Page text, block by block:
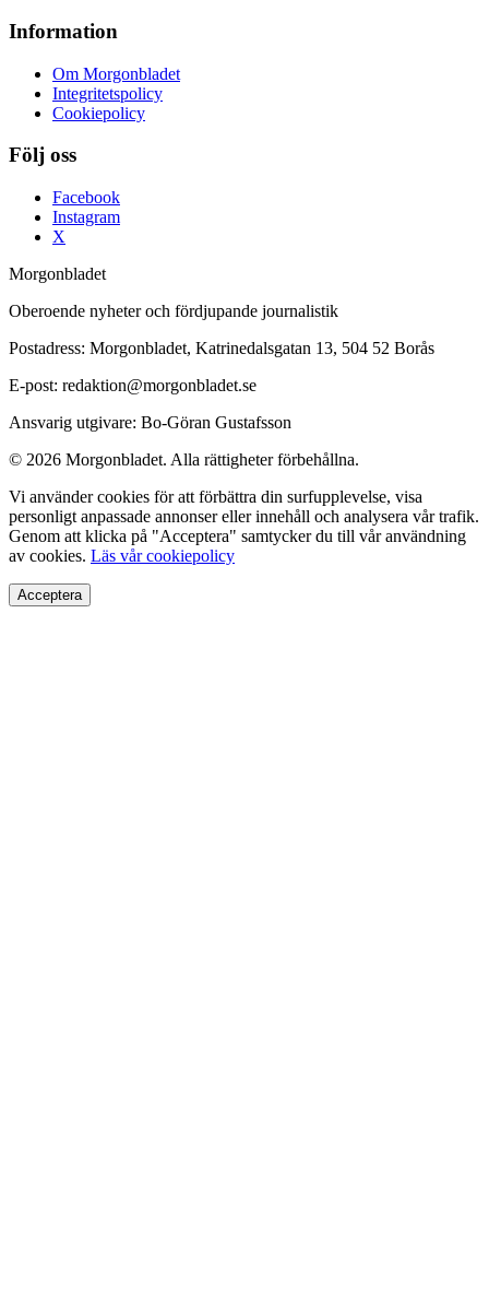
Information
Om Morgonbladet
Integritetspolicy
Cookiepolicy
Följ oss
Facebook
Instagram
X
Morgonbladet
Oberoende nyheter och fördjupande journalistik
Postadress: Morgonbladet, Katrinedalsgatan 13, 504 52 Borås
E-post: redaktion@morgonbladet.se
Ansvarig utgivare: Bo-Göran Gustafsson
© 2026 Morgonbladet. Alla rättigheter förbehållna.
Vi använder cookies för att förbättra din surfupplevelse, visa
personligt anpassade annonser eller innehåll och analysera vår trafik.
Genom att klicka på "Acceptera" samtycker du till vår användning
av cookies. Läs vår cookiepolicy
Acceptera